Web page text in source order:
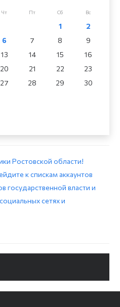
Чт Пт Сб Вс
1
2
6 7 8
9
13 14 15
16
20 21 22
23
27 28 29
30
Ростовской области!
к спискам аккаунтов
государственной власти и
сетях и